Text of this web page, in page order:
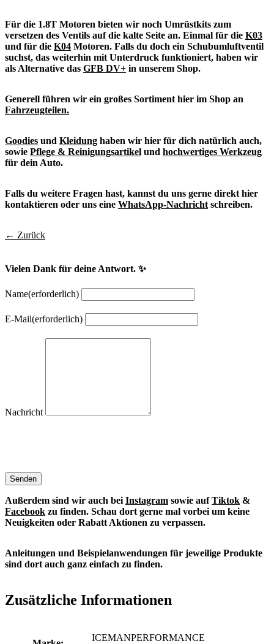
Für die 1.8T Motoren bieten wir noch Umrüstkits zum
versetzen des Ventils auf die kalte Seite an. Einmal für die K03
und für die K04 Motoren. Falls du doch ein Schubumluftventil
suchst, das weiterhin mit Unterdruck funktioniert, haben wir
als Alternative das GFB DV+ in unserem Shop.
Generell führen wir ein großes Sortiment hier im Shop an
Fahrzeugteilen.
Goodies und Kleidung haben wir hier für dich natürlich auch,
sowie Pflege & Reinigungsartikel und hochwertiges Werkzeug
für dein Auto.
Falls du weitere Fragen hast, kannst du uns gerne direkt hier
kontaktieren oder uns eine WhatsApp-Nachricht schreiben.
← Zurück
Vielen Dank für deine Antwort. ✨
Name(erforderlich)
E-Mail(erforderlich)
Nachricht
Senden
Außerdem sind wir auch bei Instagram sowie aufTiktok &
Facebook zu finden. Schau dort gerne mal vorbei um keine
Neuigkeiten oder Rabatt Aktionen zu verpassen.
Anleitungen und Beispielanwendungen für jeweilige Produkte
sind dort auch ganz einfach zu finden.
Zusätzliche Informationen
ICEMANPERFORMANCE